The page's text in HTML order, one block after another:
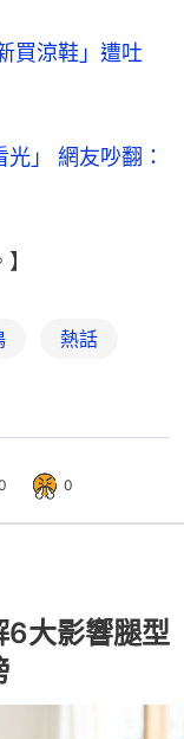
買涼鞋」遭吐
」 網友吵翻：
熱話
0
6大影響腿型